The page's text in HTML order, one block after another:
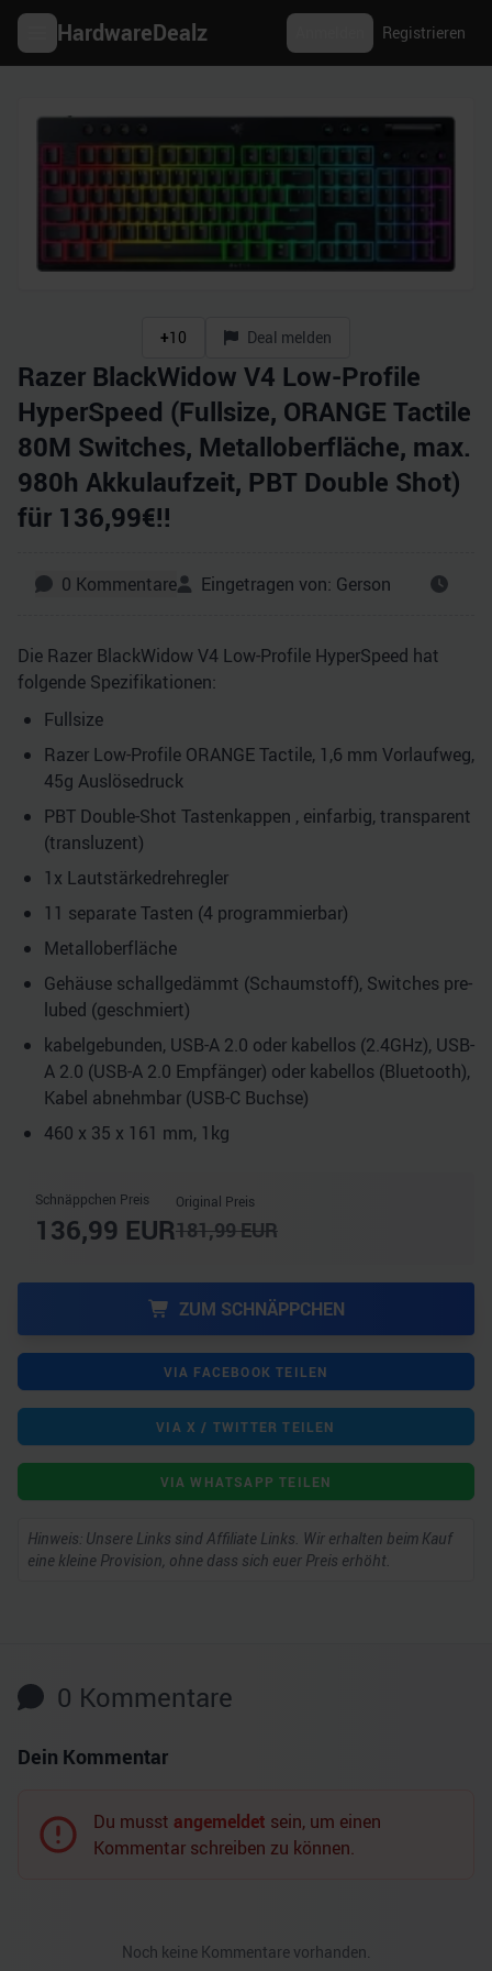
HardwareDealz Registrieren
+10 Deal melden
Razer BlackWidow V4 Low-Profile
HyperSpeed (Fullsize, ORANGE Tactile
80M Switches, Metalloberfläche, max.
980h Akkulaufzeit, PBT Double Shot)
für 136,99€!!
0 Kommentare Eingetragen von: Gerson
Die Razer BlackWidow V4 Low-Profile HyperSpeed hat
folgende Spezifikationen:
Fullsize
Razer Low-Profile ORANGE Tactile, 1,6 mm Vorlaufweg,
45g Auslösedruck
PBT Double-Shot Tastenkappen , einfarbig, transparent
(transluzent)
1x Lautstärkedrehregler
11 separate Tasten (4 programmierbar)
Metalloberfläche
Gehäuse schallgedämmt (Schaumstoff), Switches pre-
lubed (geschmiert)
kabelgebunden, USB-A 2.0 oder kabellos (2.4GHz), USB-
A 2.0 (USB-A 2.0 Empfänger) oder kabellos (Bluetooth),
Kabel abnehmbar (USB-C Buchse)
460 x 35 x 161 mm, 1kg
Schnäppchen Preis
136,99 EUR
Original Preis
181,99EUR
ZUM SCHNÄPPCHEN
VIA FACEBOOK TEILEN
VIA X / TWITTER TEILEN
VIA WHATSAPP TEILEN
Hinweis: Unsere Links sind Affiliate Links. Wir erhalten beim Kauf
eine kleine Provision, ohne dass sich euer Preis erhöht.
0 Kommentare
Dein Kommentar
Du musst angemeldet sein, um einen
Kommentar schreiben zu können.
Noch keine Kommentare vorhanden.